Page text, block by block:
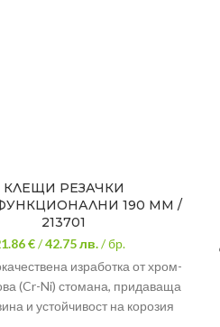
КЛЕЩИ РЕЗАЧКИ
190 MM /
213701
€/42.75лв. / бр.
изработка от хром-
(Cr-Ni) стомана, придаваща
и устойчивост на корозия